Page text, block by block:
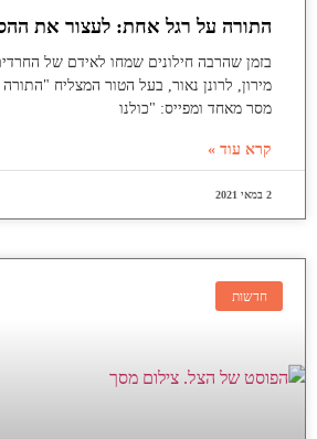
התורה על רגל אחת: לעצור את
בזמן שהרבה חילונים שמחו לאידם של
מירון, לרונן נאור, בעל הטור המצליח
מסר מאחד ומפייס: "כולנו
קרא עוד »
2 במאי 2021
חדשות